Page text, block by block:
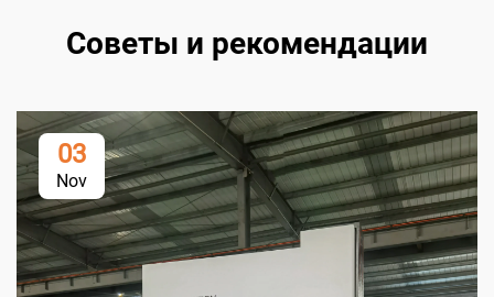
Советы и рекомендации
03
Nov